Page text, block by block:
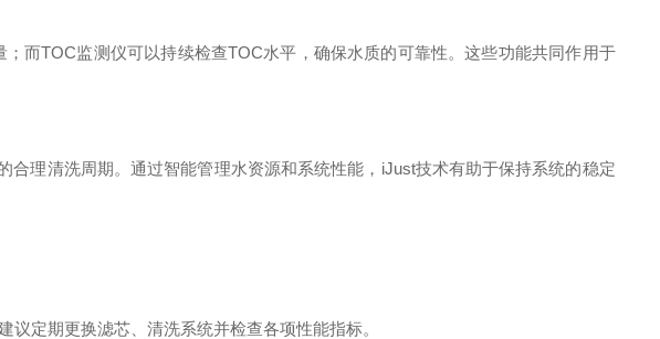
TOC监测仪可以持续检查TOC水平，确保水质的可靠性。这些功能共同作用于
理清洗周期。通过智能管理水资源和系统性能，iJust技术有助于保持系统的稳定
定期更换滤芯、清洗系统并检查各项性能指标。